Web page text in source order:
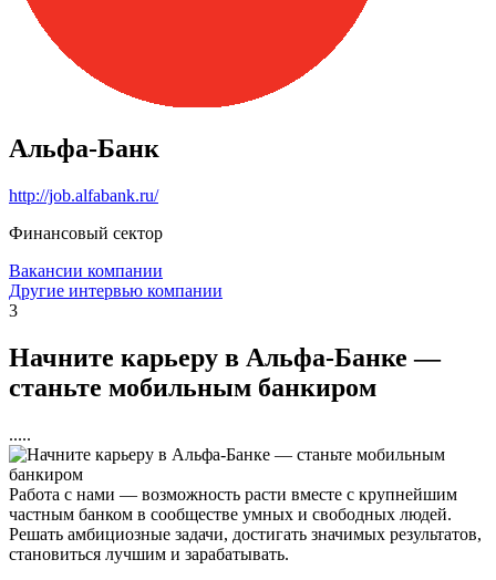
Альфа-Банк
http://job.alfabank.ru/
Финансовый сектор
Вакансии компании
Другие интервью компании
3
Начните карьеру в Альфа-Банке —
станьте мобильным банкиром
.....
Работа с нами — возможность расти вместе с крупнейшим
частным банком в сообществе умных и свободных людей.
Решать амбициозные задачи, достигать значимых результатов,
становиться лучшим и зарабатывать.